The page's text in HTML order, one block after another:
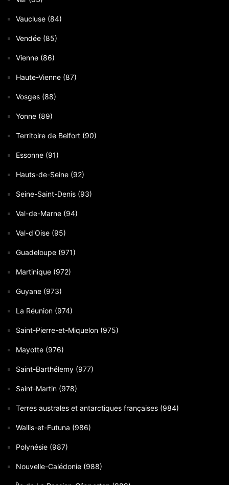
Vaucluse (84)
Vendée (85)
Vienne (86)
Haute-Vienne (87)
Vosges (88)
Yonne (89)
Territoire de Belfort (90)
Essonne (91)
Hauts-de-Seine (92)
Seine-Saint-Denis (93)
Val-de-Marne (94)
Val-d'Oise (95)
Guadeloupe (971)
Martinique (972)
Guyane (973)
La Réunion (974)
Saint-Pierre-et-Miquelon (975)
Mayotte (976)
Saint-Barthélemy (977)
Saint-Martin (978)
Terres australes et antarctiques françaises (984)
Wallis-et-Futuna (986)
Polynésie (987)
Nouvelle-Calédonie (988)